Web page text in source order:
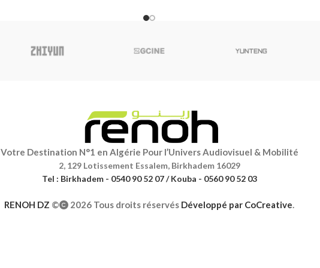
Votre Destination N°1 en Algérie Pour l’Univers Audiovisuel & Mobilité
2, 129 Lotissement Essalem, Birkhadem 16029
Tel : Birkhadem - 0540 90 52 07 / Kouba - 0560 90 52 03
RENOH DZ © 2026 Tous droits réservés Développé par CoCreative.